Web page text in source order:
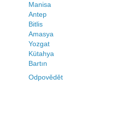
Manisa
Antep
Bitlis
Amasya
Yozgat
Kütahya
Bartın
Odpovědět